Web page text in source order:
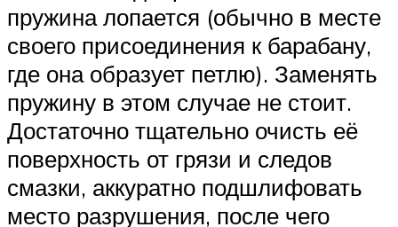
пружина лопается (обычно в месте
своего присоединения к барабану,
где она образует петлю). Заменять
пружину в этом случае не стоит.
Достаточно тщательно очисть её
поверхность от грязи и следов
смазки, аккуратно подшлифовать
место разрушения, после чего